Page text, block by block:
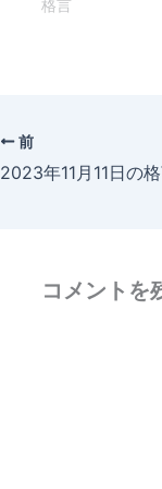
格言
前
2023年11月11日の
コメントを